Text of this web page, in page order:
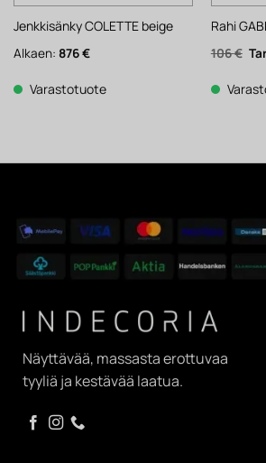
Jenkkisänky COLETTE beige
Alkaen: 876€
Varastotuote
Rahi
106€
Näyttävää, massasta erottuvaa
tyyliä ja kestävää laatua.